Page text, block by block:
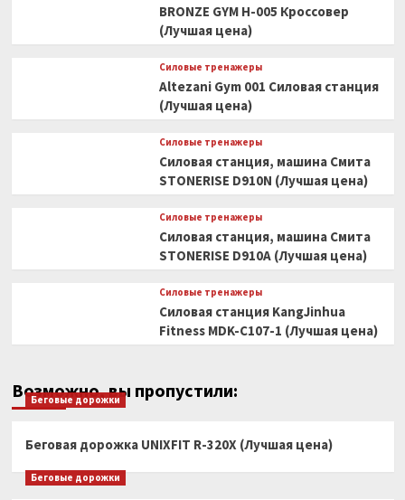
BRONZE GYM H-005 Кроссовер
(Лучшая цена)
Силовые тренажеры
Altezani Gym 001 Силовая станция
(Лучшая цена)
Силовые тренажеры
Силовая станция, машина Смита
STONERISE D910N (Лучшая цена)
Силовые тренажеры
Силовая станция, машина Смита
STONERISE D910A (Лучшая цена)
Силовые тренажеры
Силовая станция KangJinhua
Fitness MDK-C107-1 (Лучшая цена)
Возможно, вы пропустили:
Беговые дорожки
Беговая дорожка UNIXFIT R-320X (Лучшая цена)
Беговые дорожки